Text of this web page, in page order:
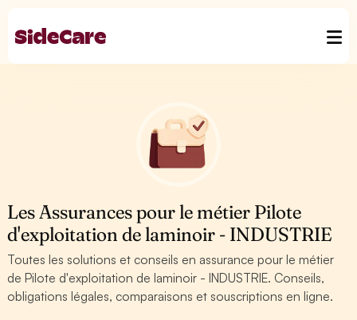
Les Assurances pour le métier Pilote
d'exploitation de laminoir - INDUSTRIE
Toutes les solutions et conseils en assurance pour le métier
de Pilote d'exploitation de laminoir - INDUSTRIE. Conseils,
obligations légales, comparaisons et souscriptions en ligne.